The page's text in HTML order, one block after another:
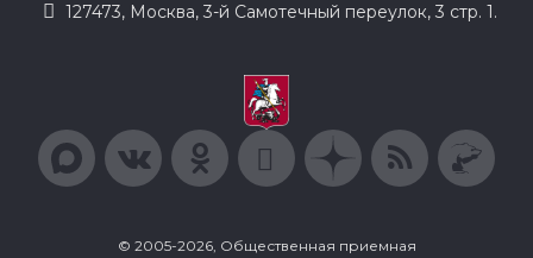
127473, Москва, 3-й Самотечный переулок, 3 стр. 1.
© 2005-2026, Общественная приемная